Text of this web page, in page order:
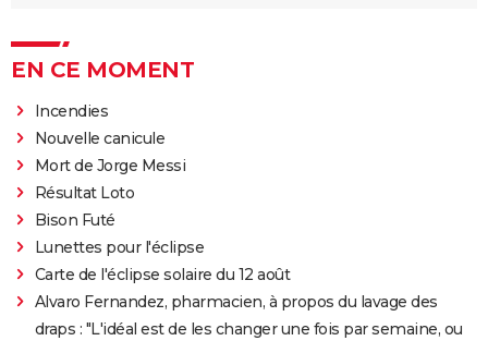
EN CE MOMENT
Incendies
Nouvelle canicule
Mort de Jorge Messi
Résultat Loto
Bison Futé
Lunettes pour l'éclipse
Carte de l'éclipse solaire du 12 août
Alvaro Fernandez, pharmacien, à propos du lavage des
draps : "L'idéal est de les changer une fois par semaine, ou